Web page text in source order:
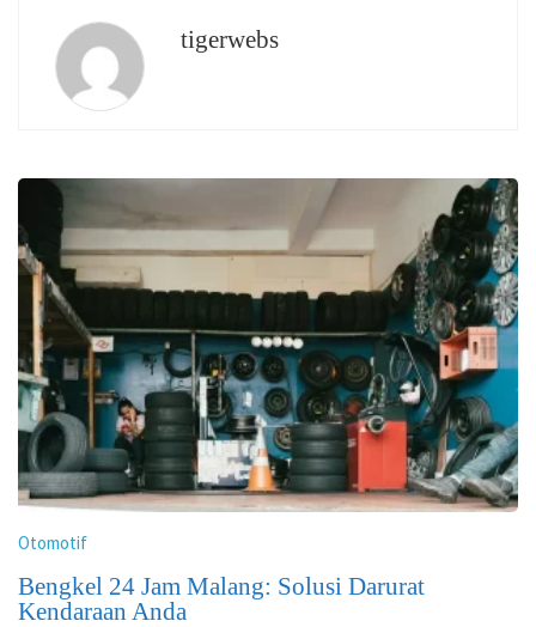
tigerwebs
Otomotif
Bengkel 24 Jam Malang: Solusi Darurat
Kendaraan Anda